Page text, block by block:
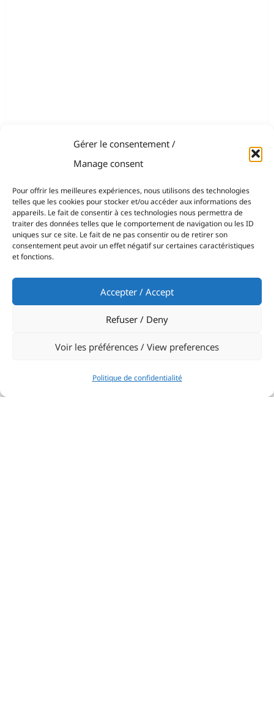
Gérer le consentement /
Manage consent
Pour offrir les meilleures expériences, nous utilisons des technologies
telles que les cookies pour stocker et/ou accéder aux informations des
appareils. Le fait de consentir à ces technologies nous permettra de
traiter des données telles que le comportement de navigation ou les ID
uniques sur ce site. Le fait de ne pas consentir ou de retirer son
consentement peut avoir un effet négatif sur certaines caractéristiques
et fonctions.
Accepter / Accept
Refuser / Deny
Voir les préférences / View preferences
Politique de confidentialité